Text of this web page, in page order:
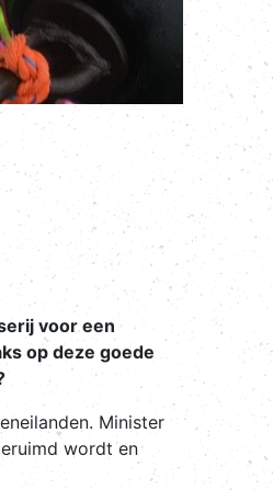
voor een
op deze goede
Minister
wordt en